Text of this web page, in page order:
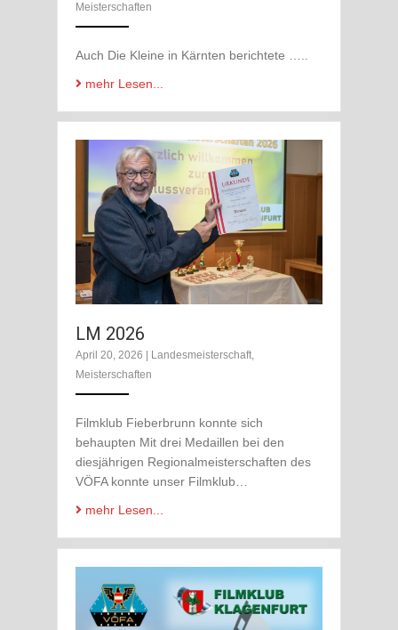
Meisterschaften
Auch Die Kleine in Kärnten berichtete …..
mehr Lesen...
LM 2026
April 20, 2026 Landesmeisterschaft,
Meisterschaften
Filmklub Fieberbrunn konnte sich
behaupten Mit drei Medaillen bei den
diesjährigen Regionalmeisterschaften des
VÖFA konnte unser Filmklub…
mehr Lesen...